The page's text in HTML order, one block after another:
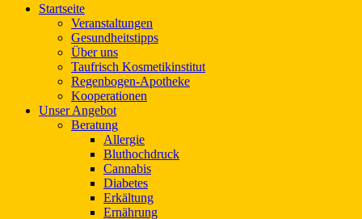
Startseite
Veranstaltungen
Gesundheitstipps
Über uns
Taufrisch Kosmetikinstitut
Regenbogen-Apotheke
Kooperationen
UnserAngebot
Beratung
Allergie
Bluthochdruck
Cannabis
Diabetes
Erkältung
Ernährung